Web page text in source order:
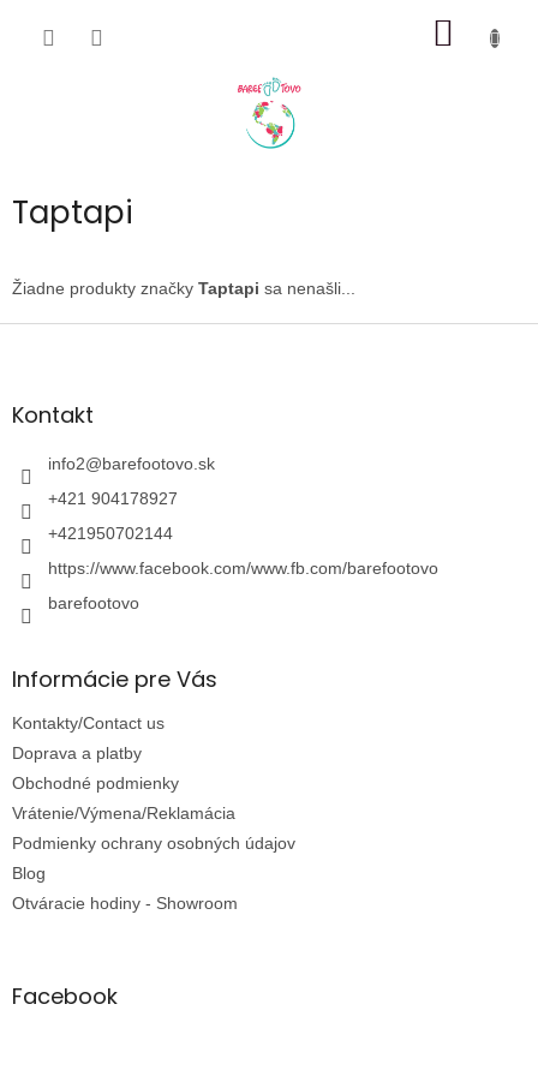
Taptapi
Žiadne produkty značky Taptapi sa nenašli...
Z
äKontakt
info2@barefootovo.sk
+421 904178927
+421950702144
https://www.facebook.com/www.fb.com/barefootovo
barefootovo
Informácie pre Vás
Kontakty/Contact us
Doprava a platby
Obchodné podmienky
Vrátenie/Výmena/Reklamácia
Podmienky ochrany osobných údajov
Blog
Otváracie hodiny - Showroom
Facebook